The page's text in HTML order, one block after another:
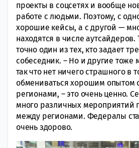
проекты в соцсетях и вообще
работе с людьми. Поэтому, с
хорошие кейсы, а с другой —
находятся в числе аутсайдеров.
точно один из тех, кто задает
собеседник. – Но и другие тоже
так что нет ничего страшного в
обмениваться хорошим опытом
регионами, – это очень ценно.
много различных мероприятий
между регионами. Федералы
очень здорово.